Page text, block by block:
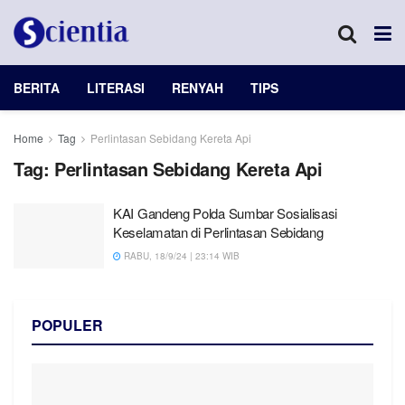
BERITA LITERASI RENYAH TIPS
Home Tag Perlintasan Sebidang Kereta Api
Tag: Perlintasan Sebidang Kereta Api
KAI Gandeng Polda Sumbar Sosialisasi
Keselamatan di Perlintasan Sebidang
RABU, 18/9/24 | 23:14 WIB
POPULER